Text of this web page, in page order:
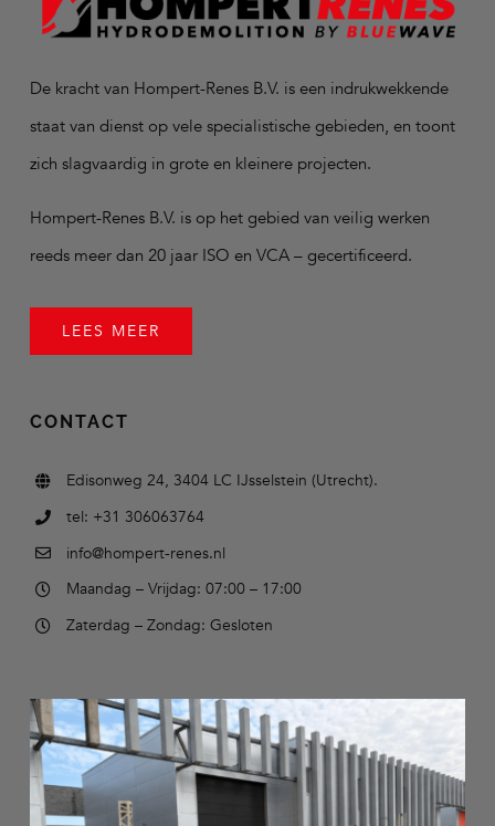
De kracht van Hompert-Renes B.V. is een indrukwekkende
staat van dienst op vele specialistische gebieden, en toont
zich slagvaardig in grote en kleinere projecten.
Hompert-Renes B.V. is op het gebied van veilig werken
reeds meer dan 20 jaar ISO en VCA – gecertificeerd.
LEES MEER
CONTACT
Edisonweg 24, 3404 LC IJsselstein (Utrecht).
tel: +31 306063764
info@hompert-renes.nl
Maandag – Vrijdag: 07:00 – 17:00
Zaterdag – Zondag: Gesloten